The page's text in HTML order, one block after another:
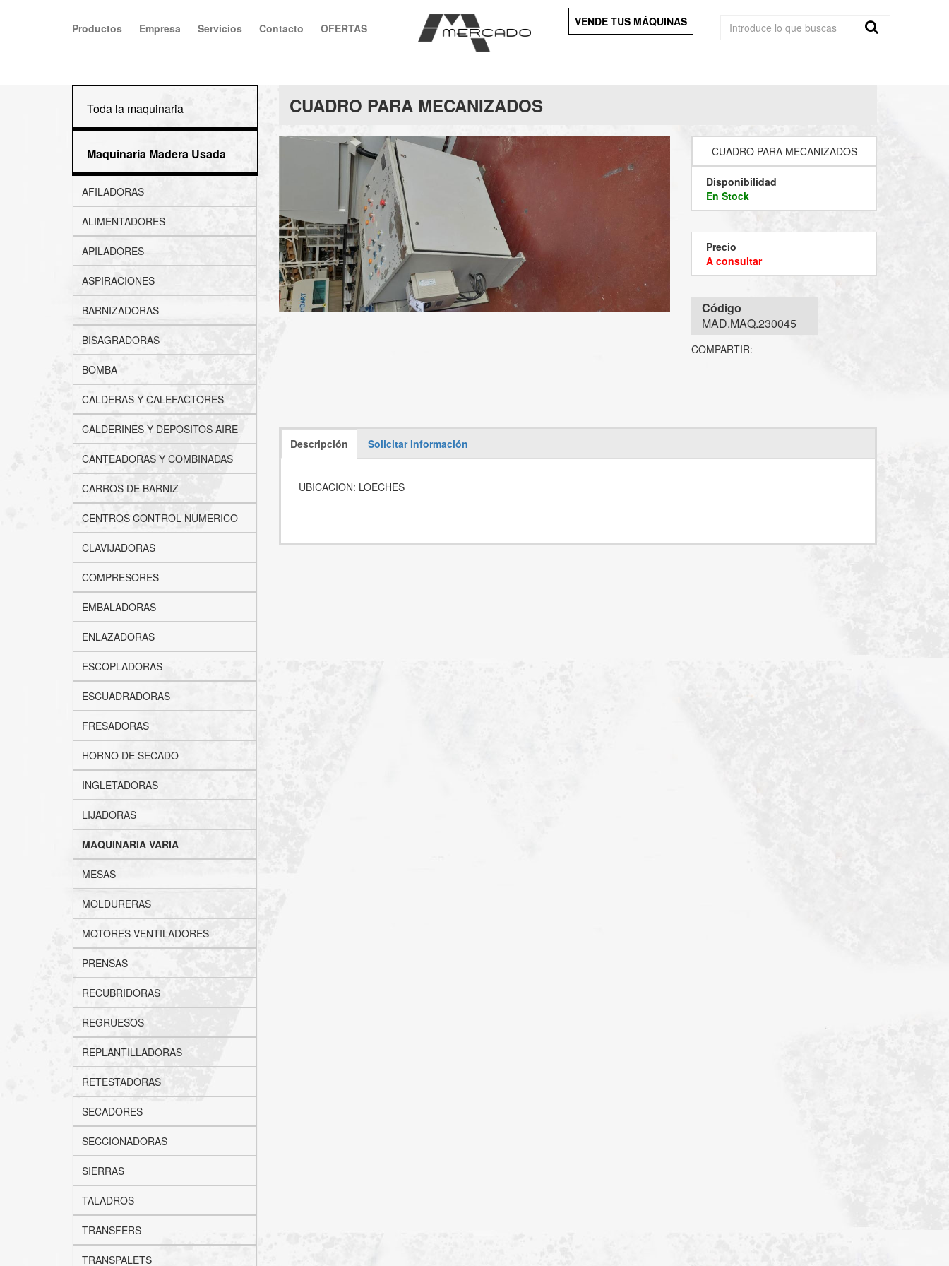
Productos Empresa Servicios Contacto OFERTAS VENDE TUS MÁQUINAS
Toda la maquinaria
Maquinaria Madera Usada
AFILADORAS
ALIMENTADORES
APILADORES
ASPIRACIONES
BARNIZADORAS
BISAGRADORAS
BOMBA
CALDERAS Y CALEFACTORES
CALDERINES Y DEPOSITOS AIRE
CANTEADORAS Y COMBINADAS
CARROS DE BARNIZ
CENTROS CONTROL NUMERICO
CLAVIJADORAS
COMPRESORES
EMBALADORAS
ENLAZADORAS
ESCOPLADORAS
ESCUADRADORAS
FRESADORAS
HORNO DE SECADO
INGLETADORAS
LIJADORAS
MAQUINARIA VARIA
MESAS
MOLDURERAS
MOTORES VENTILADORES
PRENSAS
RECUBRIDORAS
REGRUESOS
REPLANTILLADORAS
RETESTADORAS
SECADORES
SECCIONADORAS
SIERRAS
TALADROS
TRANSFERS
TRANSPALETS
CUADRO PARA MECANIZADOS
CUADRO PARA MECANIZADOS
Disponibilidad
En Stock
Precio
A consultar
Código
MAD.MAQ.230045
COMPARTIR:
Descripción Solicitar Información
UBICACION: LOECHES